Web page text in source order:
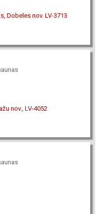
Dobeles nov. LV-3713
nov., LV-4052